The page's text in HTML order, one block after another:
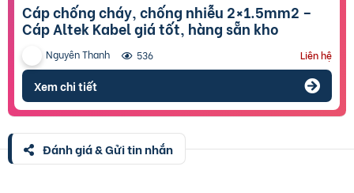
Cáp chống cháy, chống nhiễu 2×1.5mm2 –
Cáp Altek Kabel giá tốt, hàng sẵn kho
Nguyên Thanh 536 Liên hệ
Xem chi tiết
Đánh giá & Gửi tin nhắn